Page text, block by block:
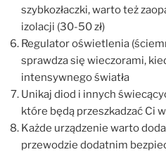
szybkozłaczki, warto też
izolacji (30-50 zł)
Regulator oświetlenia
sprawdza się wieczorami,
intensywnego światła
Unikaj diod i innych
które będą przeszkadzać Ci
Każde urządzenie warto
przewodzie dodatnim